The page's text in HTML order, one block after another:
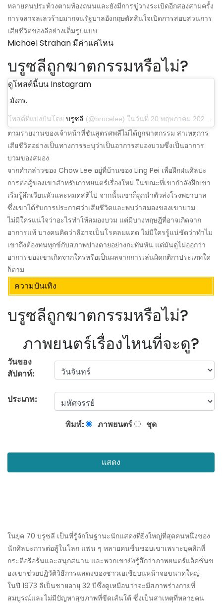
หลายคนประท้วงตามท้องถนนและยังมีการขู่วางระเบิดอีกสองสามครั้ง
การจลาจลเลวร้ายมากจนรัฐบาลอังกฤษตัดสินใจเปิดการสอบสวนการ
เสียชีวิตของลีอย่างเต็มรูปแบบ
Michael Strahan มีค่าแค่ไหน
บรูซลีถูกฆาตกรรมหรือไม่?
ดูโพสต์นี้บน Instagram
มังกร.
โพสต์ที่แบ่งปันโดย บรูซลี (@brucelee) ในวันที่ 20 พฤษภาคม 2020 เวลา 03:04 น. PDT
ตามรายงานของเจ้าหน้าที่ชันสูตรศพลีไม่ได้ถูกฆาตกรรม สาเหตุการ
เสียชีวิตอย่างเป็นทางการระบุว่าเป็นอาการสมองบวมซึ่งเป็นอาการ
บวมของสมอง
จากคำกล่าวของ Chow Lee อยู่ที่บ้านของ Ling Pei เพื่อฝึกฝนศิลปะ
การต่อสู้ของเขาสำหรับภาพยนตร์เรื่องใหม่ ในขณะที่เขากำลังฝึกเขา
เริ่มรู้สึกเวียนหัวและหมดสติไป จากนั้นเขาก็ถูกนำตัวส่งโรงพยาบาล
ซึ่งเขาได้รับการประกาศว่าเสียชีวิตและพบว่าสมองของเขาบวม
ไม่มีใครแน่ใจว่าอะไรทำให้สมองบวม แต่มีบางทฤษฎีที่อาจเกิดจาก
อาการแพ้ บางคนคิดว่าลีอาจเป็นโรคลมแดด ไม่มีใครรู้แน่ชัดว่าทำไม
เขาถึงต้องทนทุกข์กับสภาพปางตายอย่างกะทันหัน แต่มันดูไม่ออกว่า
อาการของเขาเกิดจากใครหรือเป็นผลจากการเล่นผิดกติกาประเภทใด
ก็ตาม
ความบันเทิง
บรูซลีถูกฆาตกรรมหรือไม่?
ภาพยนตร์เรื่องไหนที่จะดู?
วันของ
สัปดาห์:
ประเภท:
พิมพ์: ภาพยนตร์ ชุด
แสดง
ในยุค 70 บรูซลี เป็นที่รู้จักในฐานะนักแสดงที่ยิ่งใหญ่ที่สุดคนหนึ่งของ
นักศิลปะการต่อสู้ในโลก แฟน ๆ หลายคนชื่นชอบเขาเพราะบุคลิกที่
กระตือรือร้นและสนุกสนาน และพวกเขายังรู้สึกว่าภาพยนตร์แอ็คชั่นข
องเขาช่วยปฏิวัติวิธีการแสดงของชาวเอเชียบนหน้าจอขนาดใหญ่
ในปี 1973 ลีเป็นชายอายุ 32 ปีซึ่งดูเหมือนว่าจะมีสภาพร่างกายที่
สมบูรณ์และไม่มีปัญหาสุขภาพที่ขีดเส้นใต้ ซึ่งเป็นสาเหตุที่หลายคน